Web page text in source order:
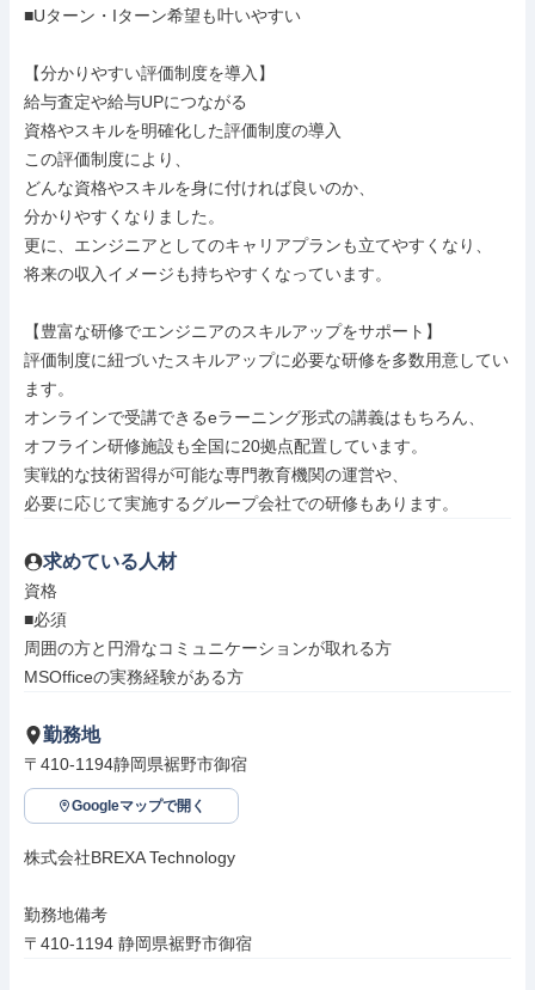
■Uターン・Iターン希望も叶いやすい
【分かりやすい評価制度を導入】
給与査定や給与UPにつながる
資格やスキルを明確化した評価制度の導入
この評価制度により、
どんな資格やスキルを身に付ければ良いのか、
分かりやすくなりました。
更に、エンジニアとしてのキャリアプランも立てやすくなり、
将来の収入イメージも持ちやすくなっています。
【豊富な研修でエンジニアのスキルアップをサポート】
評価制度に紐づいたスキルアップに必要な研修を多数用意してい
ます。
オンラインで受講できるeラーニング形式の講義はもちろん、
オフライン研修施設も全国に20拠点配置しています。
実戦的な技術習得が可能な専門教育機関の運営や、
必要に応じて実施するグループ会社での研修もあります。
求めている人材
資格
■必須
周囲の方と円滑なコミュニケーションが取れる方
MSOfficeの実務経験がある方
勤務地
〒410-1194静岡県裾野市御宿
Googleマップで開く
株式会社BREXA Technology
勤務地備考
〒410-1194 静岡県裾野市御宿